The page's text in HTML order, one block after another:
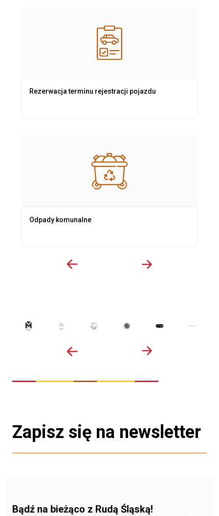
Rezerwacja terminu rejestracji pojazdu
Odpady komunalne
Zapisz się na newsletter
Bądź na bieżąco z Rudą Śląską!